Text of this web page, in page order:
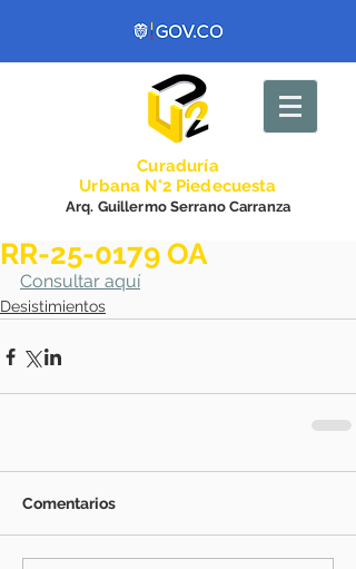
Curaduría
Urbana N°2 Piedecuesta
Arq. Guillermo Serrano Carranza
RR-25-0179 OA
Consultar aquí
Desistimientos
Comentarios